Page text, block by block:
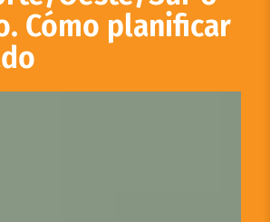
Cómo planificar